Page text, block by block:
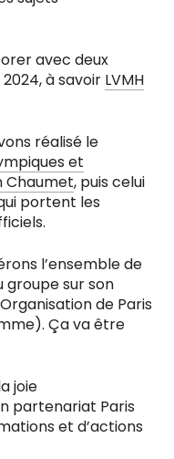
avec deux
à savoir LVMH
réalisé le
et
Chaumet, puis celui
portent les
l’ensemble de
groupe sur son
de Paris
Ça va être
joie
partenariat Paris
et d’actions